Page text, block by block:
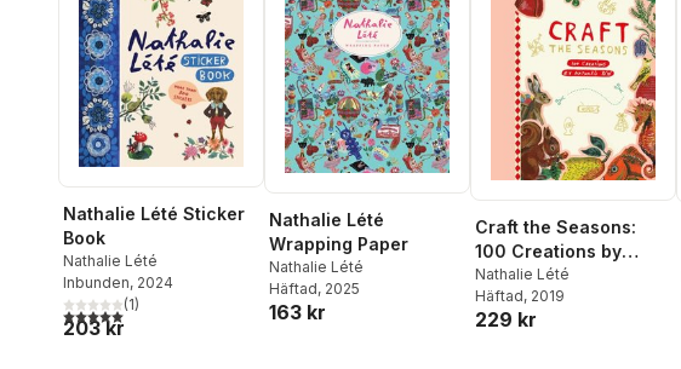
Nathalie Lété Sticker
Book
Nathalie Lété
Inbunden, 2024
5,0utav 5 stjärnor. Totalt antal röster:
(1)
203 kr
Nathalie Lété
Wrapping Paper
Nathalie Lété
Häftad, 2025
163 kr
Craft the Seasons:
100 Creations by
Nathalie Lété
Nathalie Lété
Häftad, 2019
229 kr